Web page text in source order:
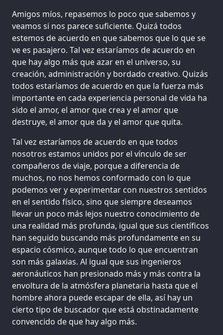
Amigos míos, repasemos lo poco que sabemos y
veamos si nos parece suficiente. Quizá todos
estemos de acuerdo en que sabemos que lo que se
ve es pasajero. Tal vez estaríamos de acuerdo en
que hay algo más que azar en el universo, su
creación, administración y bordado creativo. Quizás
todos estaríamos de acuerdo en que la fuerza más
importante en cada experiencia personal de vida ha
sido el amor, el amor que crea y el amor que
destruye, el amor que da y el amor que quita.
Tal vez estaríamos de acuerdo en que todos
nosotros estamos unidos por el vínculo de ser
compañeros de viaje, porque a diferencia de
muchos, no nos hemos conformado con lo que
podemos ver y experimentar con nuestros sentidos
en el sentido físico, sino que siempre deseamos
llevar un poco más lejos nuestro conocimiento de
una realidad más profunda, igual que sus científicos
han seguido buscando más profundamente en su
espacio cósmico, aunque todo lo que encuentran
son más galaxias. Al igual que sus ingenieros
aeronáuticos han presionado más y más contra la
envoltura de la atmósfera planetaria hasta que el
hombre ahora puede escapar de ella, así hay un
cierto tipo de buscador que está obstinadamente
convencido de que hay algo más.